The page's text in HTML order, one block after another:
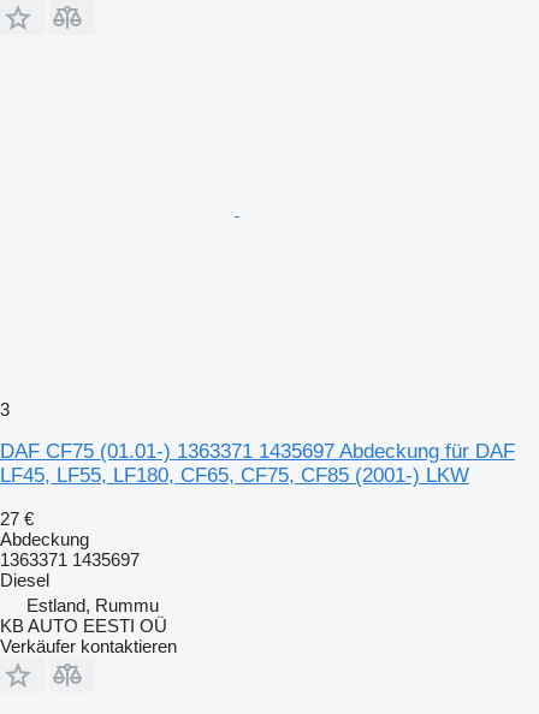
3
DAF CF75 (01.01-) 1363371 1435697 Abdeckung für DAF
LF45, LF55, LF180, CF65, CF75, CF85 (2001-) LKW
27 €
Abdeckung
1363371 1435697
Diesel
Estland, Rummu
KB AUTO EESTI OÜ
Verkäufer kontaktieren